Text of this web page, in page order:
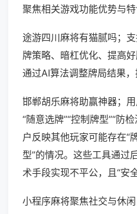
聚焦相关游戏功能优势与特
途游四川麻将有猫腻吗；
牌策略、暗杠优化、提高
通过AI算法调整牌局结果，
邯郸胡乐麻将助赢神器；
“随意选牌”“控制牌型”“防
户反映其他玩家可能存在“
型”的情况。这些工具通过
术手段实现不平公，且“安
小程序麻将聚焦社交与休